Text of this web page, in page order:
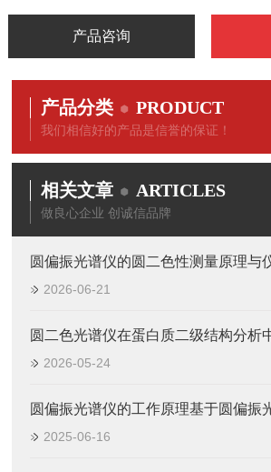
产品咨询
产品分类 PRODUCT
我们相信好的产品是信誉的保证！
相关文章 ARTICLES
做良心企业 创诚信品牌
圆偏振光谱仪的圆二色性测量原理与
2026-06-21
圆二色光谱仪在蛋白质二级结构分析
2026-05-24
圆偏振光谱仪的工作原理基于圆偏振
2025-06-16